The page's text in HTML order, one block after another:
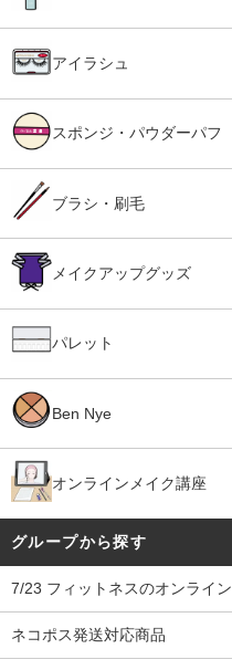
アイラシュ
スポンジ・パウダーパフ
ブラシ・刷毛
メイクアップグッズ
パレット
Ben Nye
オンラインメイク講座
グループから探す
7/23 フィットネスのオンライ
ネコポス発送対応商品